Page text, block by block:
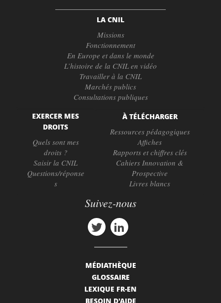
LA CNIL
Missions
Fonctionnement
En Europe et dans le monde
L’histoire de la CNIL en vidéo
Travailler à la CNIL
Marchés publics
Consultations publiques
EXERCER MES
DROITS
Quels sont mes
droits ?
Saisir la CNIL
Questions/réponse
s
À TÉLÉCHARGER
Ressources pédagogiques
Affiches
Rapports et chiffres clés
Cahiers Innovation &
Prospective
Livres blancs
Suivez-nous
MÉDIATHÈQUE
GLOSSAIRE
LEXIQUE FR-EN
BESOIN D'AIDE